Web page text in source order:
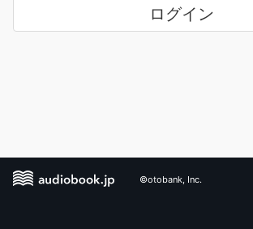
ログイン
©otobank, Inc.